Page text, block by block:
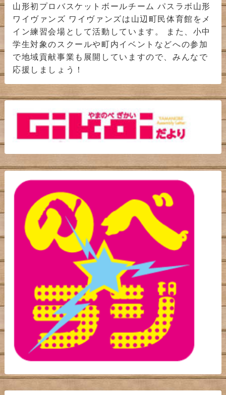
山形初プロバスケットボールチーム パスラボ山形
ワイヴァンズ ワイヴァンズは山辺町民体育館をメ
イン練習会場として活動しています。 また、小中
学生対象のスクールや町内イベントなどへの参加
で地域貢献事業も展開していますので、みんなで
応援しましょう！